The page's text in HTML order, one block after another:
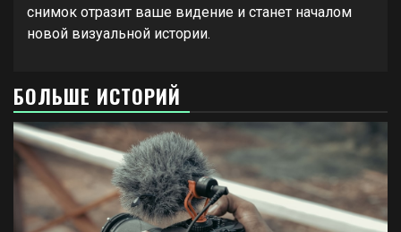
снимок отразит ваше видение и станет началом
новой визуальной истории.
БОЛЬШЕ ИСТОРИЙ